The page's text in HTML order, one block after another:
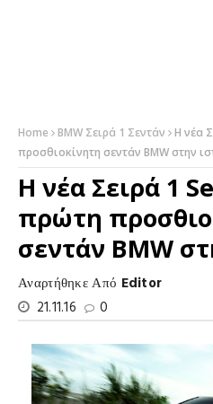
Home BMW Σειρά 1 Σεντάν
Η νέα
προσθιοκίνητη σεντάν BMW στην
Η νέα Σειρά 1
πρώτη
σεντάν BMW
Αναρτήθηκε Από Editor
21.11.16
0